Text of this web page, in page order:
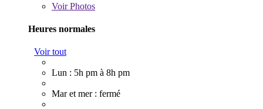
VoirPhotos
Heures normales
Voir tout
Lun : 5h pm à 8h pm
Mar et mer : fermé